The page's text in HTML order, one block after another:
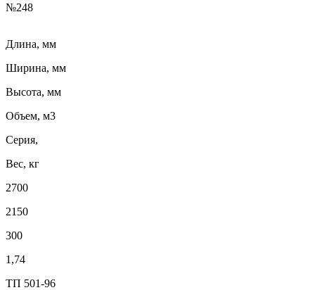
№248
Длина, мм
Ширина, мм
Высота, мм
Объем, м3
Серия,
Вес, кг
2700
2150
300
1,74
ТП 501-96